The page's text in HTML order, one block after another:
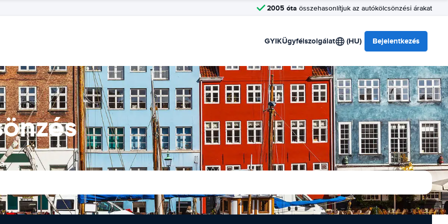
2005 óta összehasonlítjuk az autókölcsönzési árakat
GYIKÜgyfélszolgálat (HU) Bejelentkezés